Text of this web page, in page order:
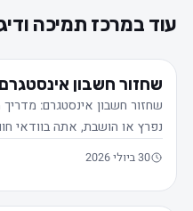
עוד במרכז תמיכה
שחזור חשבון
שחזור חשבון אינסטגרם:
נפרץ או הושבת, אתה בוודאי
30 ביולי 2026